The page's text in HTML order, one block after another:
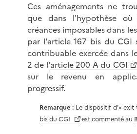
Ces aménagements ne
que dans l'hypothèse où
créances imposables dans
par l'article 167 bis du
contribuable exercée dans
2 de l'article 200 A du CGI
sur le revenu en
progressif.
Remarque :Le dispositif d'« exit
bis du CGI
est commenté au